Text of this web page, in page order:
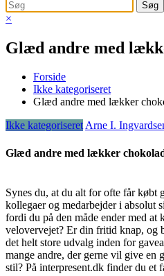
×
Glæd andre med
Forside
Ikke kategoriseret
Glæd andre med lækker
Ikke kategoriseretArne I.
Glæd andre med lækker
Synes du, at du alt for ofte får købt
kollegaer og medarbejder i absolut
fordi du på den måde ender med at
velovervejet? Er din fritid knap, og
det helt store udvalg inden for
mange andre, der gerne vil give en
stil? På interpresent.dk finder du et